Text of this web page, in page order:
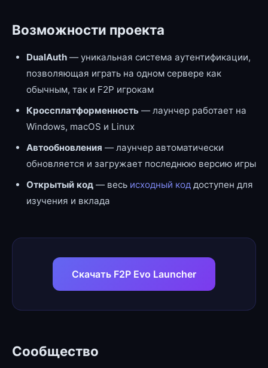
Возможности проекта
DualAuth — уникальная система аутентификации,
позволяющая играть на одном сервере как
обычным, так и F2P игрокам
Кроссплатформенность — лаунчер работает на
Windows, macOS и Linux
Автообновления — лаунчер автоматически
обновляется и загружает последнюю версию игры
Открытый код — весь исходный код доступен для
изучения и вклада
Скачать F2P Evo Launcher
Сообщество